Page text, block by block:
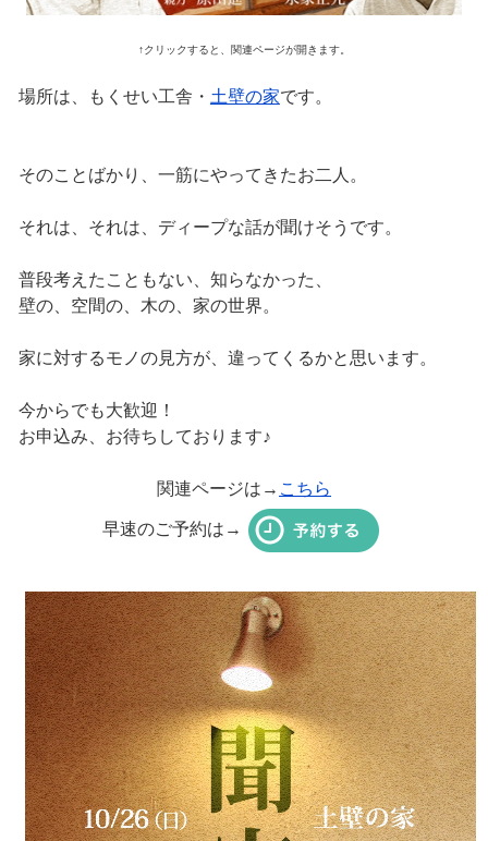
↑クリックすると、関連ページが開きます。
場所は、もくせい工舎・ 土壁の家です。
そのことばかり、一筋にやってきたお二人。
それは、それは、ディープな話が聞けそうです。
普段考えたこともない、知らなかった、
壁の、空間の、木の、家の世界。
家に対するモノの見方が、違ってくるかと思います。
今からでも大歓迎！
お申込み、お待ちしております♪
関連ページは→ こちら
早速のご予約は→